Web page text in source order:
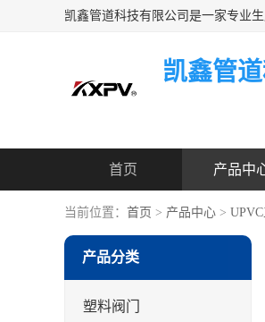
凯鑫管
首页 产品中
当前位置： 首页 > 产品中心 >
产品分类
塑料阀门